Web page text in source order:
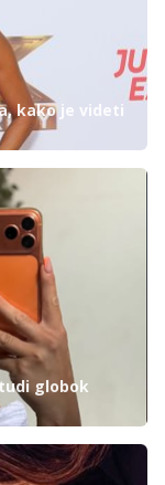
kako je videti
globok